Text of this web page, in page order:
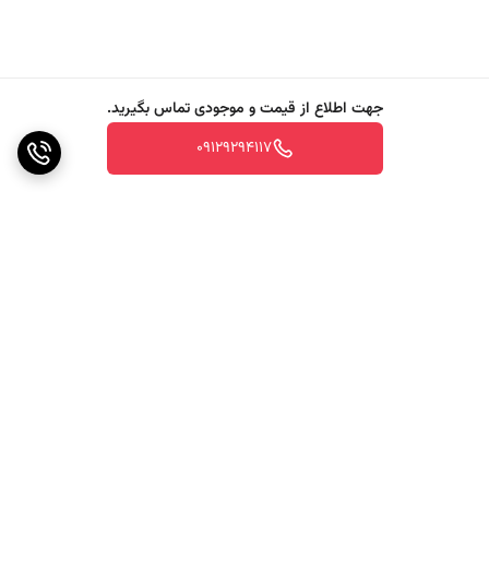
جهت اطلاع از قیمت و موجودی تماس بگیرید.
09129294117